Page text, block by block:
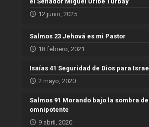
12 junio, 2025
Salmos 23 Jehová es mi Pastor
18 febrero, 2021
Isaías 41 Seguridad de Dios para Israel
2 mayo, 2020
Salmos 91 Morando bajo la sombra del
omnipotente
9 abril, 2020